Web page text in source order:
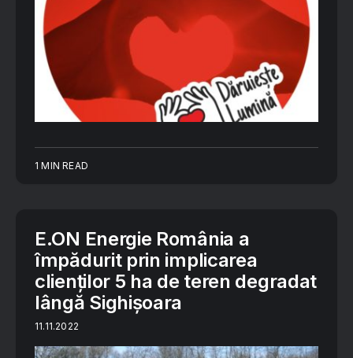
1 MIN READ
E.ON Energie România a
împădurit prin implicarea
clienților 5 ha de teren degradat
lângă Sighișoara
11.11.2022